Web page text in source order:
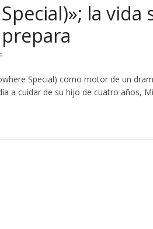
la vida
Special) como motor de un
a cuidar de su hijo de cuatro años,